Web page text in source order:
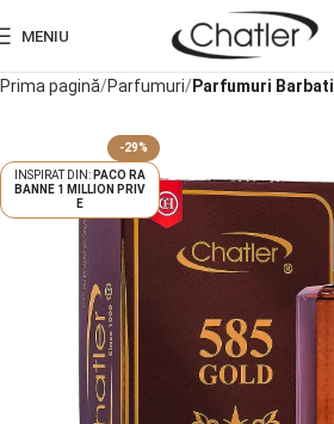
MENIU
Prima pagină Parfumuri Parfumuri Barbati
-29%
PACO RA
BANNE 1 MILLION PRIV
E